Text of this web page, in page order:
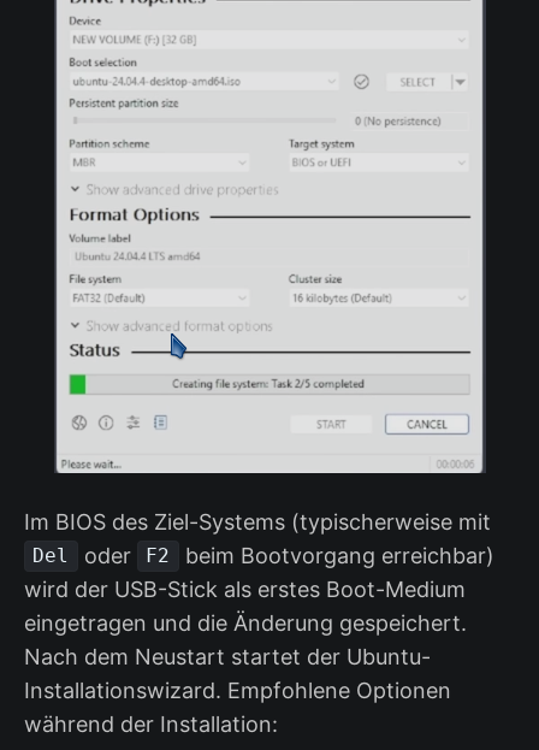
Im BIOS des Ziel-Systems (typischerweise mit
Del oder F2
beim Bootvorgang erreichbar)
wird der USB-Stick als erstes Boot-Medium
eingetragen und die Änderung gespeichert.
Nach dem Neustart startet der Ubuntu-
Installationswizard. Empfohlene Optionen
während der Installation: